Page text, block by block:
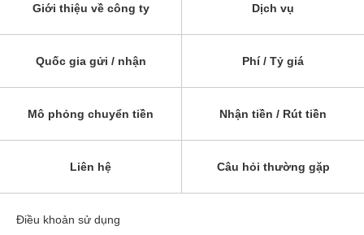
Giới thiệu về công ty Dịch vụ
Quốc gia gửi / nhận Phí / Tỷ giá
Mô phỏng chuyển tiền Nhận tiền / Rút tiền
Liên hệ Câu hỏi thường gặp
Điều khoản sử dụng